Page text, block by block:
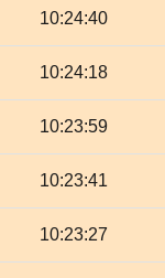
10:24:40
10:24:18
10:23:59
10:23:41
10:23:27